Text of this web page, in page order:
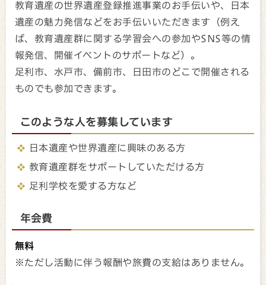
教育遺産の世界遺産登録推進事業のお手伝いや、日本
遺産の魅力発信などをお手伝いいただきます（例え
ば、教育遺産群に関する学習会への参加やSNS等の情
報発信、開催イベントのサポートなど）。
足利市、水戸市、備前市、日田市のどこで開催される
ものでも参加できます。
このような人を募集しています
日本遺産や世界遺産に興味のある方
教育遺産群をサポートしていただける方
足利学校を愛する方など
年会費
無料
※ただし活動に伴う報酬や旅費の支給はありません。